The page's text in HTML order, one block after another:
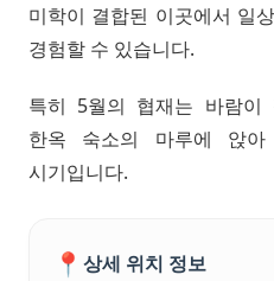
미학이 결합된 이곳에서 일
경험할 수 있습니다.
특히 5월의 협재는 바람이
한옥 숙소의 마루에 앉
시기입니다.
📍 상세 위치 정보